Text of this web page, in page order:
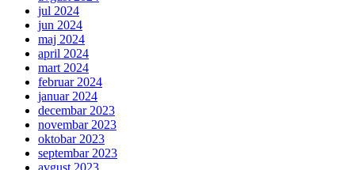
jul 2024
jun 2024
maj 2024
april 2024
mart 2024
februar 2024
januar 2024
decembar 2023
novembar 2023
oktobar 2023
septembar 2023